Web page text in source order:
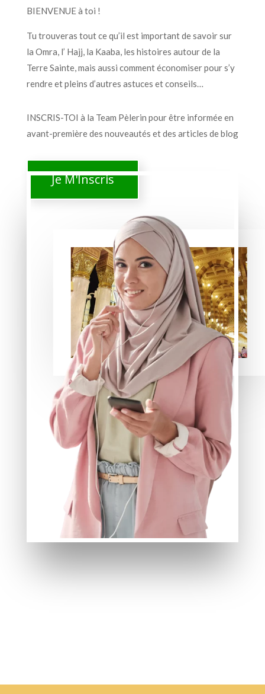
BIENVENUE à toi !
Tu trouveras tout ce qu’il est important de savoir sur
la Omra, l’ Hajj, la Kaaba, les histoires autour de la
Terre Sainte, mais aussi comment économiser pour s’y
rendre et pleins d’autres astuces et conseils…
INSCRIS-TOI à la Team Pèlerin pour être informée en
avant-première des nouveautés et des articles de blog
Je M'Inscris